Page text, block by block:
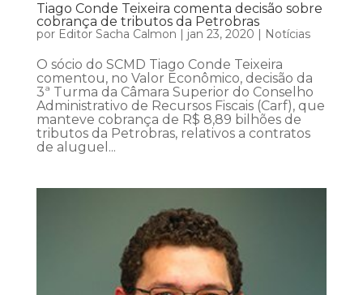
Tiago Conde Teixeira comenta decisão sobre
cobrança de tributos da Petrobras
por Editor Sacha Calmon | jan 23, 2020 | Notícias
O sócio do SCMD Tiago Conde Teixeira
comentou, no Valor Econômico, decisão da
3ª Turma da Câmara Superior do Conselho
Administrativo de Recursos Fiscais (Carf), que
manteve cobrança de R$ 8,89 bilhões de
tributos da Petrobras, relativos a contratos
de aluguel...